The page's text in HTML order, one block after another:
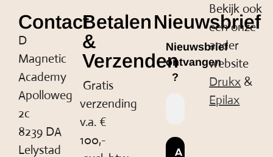
Contact
D
Magnetic
Academy
Apolloweg
2c
8239 DA
Lelystad
Betalen
&
Verzenden
Gratis
verzending
v.a. €
100,-
Nieuwsbrief
Nieuwsbrief
ontvangen
?
Bekijk ook
een onze
ander
website
Drukx &
Epilax